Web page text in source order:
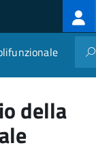
della